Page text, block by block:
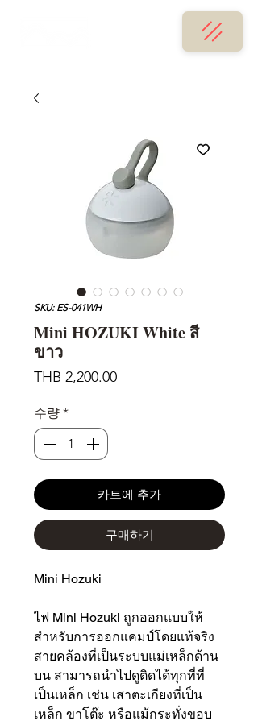
SKU: ES-041WH
Mini HOZUKI White สี
ขาว
THB 2,200.00가
수량 *
카트에 추가
구매하기
Mini Hozuki
ไฟ Mini Hozuki ถูกออกแบบให้
สำหรับการออกแคมป์โดยแท้จริง
สายคล้องที่เป็นระบบแม่เหล็กด้าน
บน สามารถนำไปดูติดได้ทุกที่ที่
เป็นเหล็ก เช่น เสาตะเกียงที่เป็น
เหล็ก ขาโต๊ะ หรือแม้กระทั่งขอบ